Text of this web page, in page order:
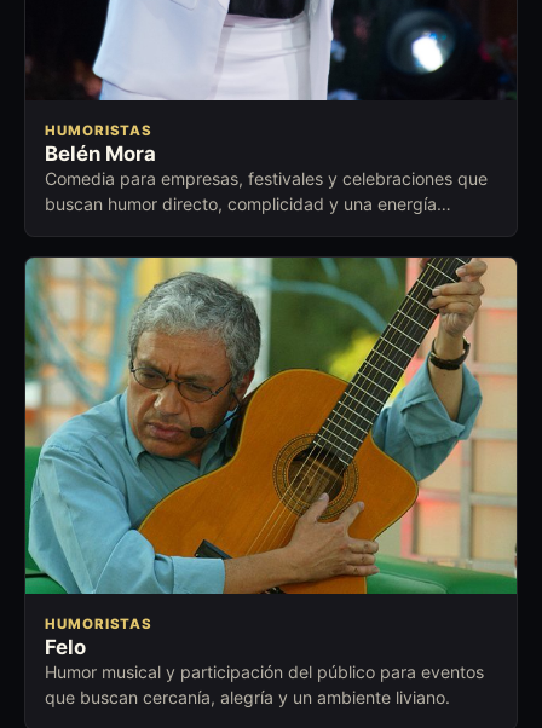
HUMORISTAS
Belén Mora
Comedia para empresas, festivales y celebraciones que
buscan humor directo, complicidad y una energía
HUMORISTAS
Felo
Humor musical y participación del público para eventos
que buscan cercanía, alegría y un ambiente liviano.